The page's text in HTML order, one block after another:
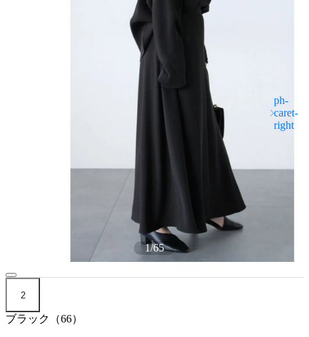
1/65
2
ブラック（66）